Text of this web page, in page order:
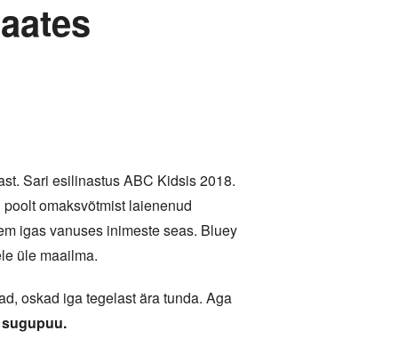
Sari esilinastus ABC Kidsis 2018.
omaksvõtmist laienenud
igas vanuses inimeste seas. Bluey
üle maailma.
oskad iga tegelast ära tunda. Aga